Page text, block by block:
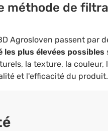
méthode de
Agrosloven passent par
les plus élevées possibles
la texture, la
et l'efficacité du produit.